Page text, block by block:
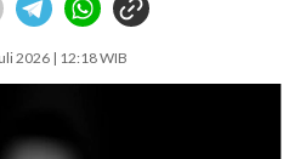
2026 | 12:18 WIB